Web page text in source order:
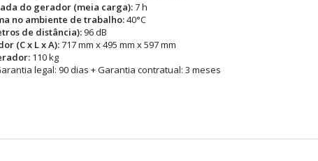
do gerador (meia carga):7 h
no ambiente de trabalho:40°C
de distância): 96 dB
(C x L x A):717 mm x 495 mm x 597 mm
110 kg
legal: 90 dias + Garantia contratual: 3 meses